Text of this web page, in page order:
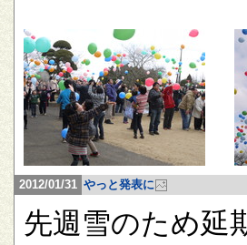
2012/01/31 やっと発表に
先週雪のため延